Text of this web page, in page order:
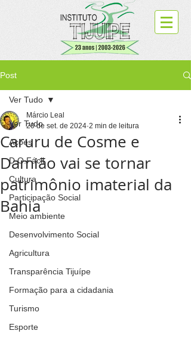
Post
Ver Tudo
Ações
D.O.Fácil
Cultura
Participação Social
Meio ambiente
Desenvolvimento Social
Agricultura
Transparência Tijuípe
Formação para a cidadania
Turismo
Esporte
Ver Tudo
Caruru de Cosme e
Damião vai se tornar
patrimônio imaterial da
Bahia
Márcio Leal
20 de set. de 2024 2 min de leitura